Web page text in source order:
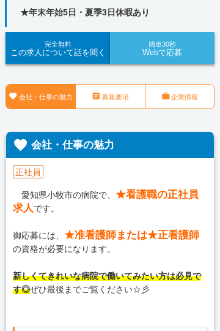
★年末年始5日・夏季3日休暇あり
完全無料
この求人について話を聞く
簡単30秒
Webで応募
 会社・仕事の魅力  募集要項 企業情報
 会社・仕事の魅力
正社員
愛知県小牧市の病院で、★看護職の正社員
求人です。
御応募には、★准看護師または★正看護師
の資格が必要になります。
新しくてきれいな病院で働いてみたい方は必見で
す◎ぜひ最後までご覧ください☆彡